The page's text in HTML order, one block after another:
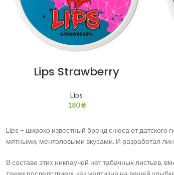
Lips Strawberry
Lips
180₴
Lips – широко известный бренд снюса от датского
мятными, ментоловыми вкусами. И разработал
В составе этих никпаучей нет табачных листьев,